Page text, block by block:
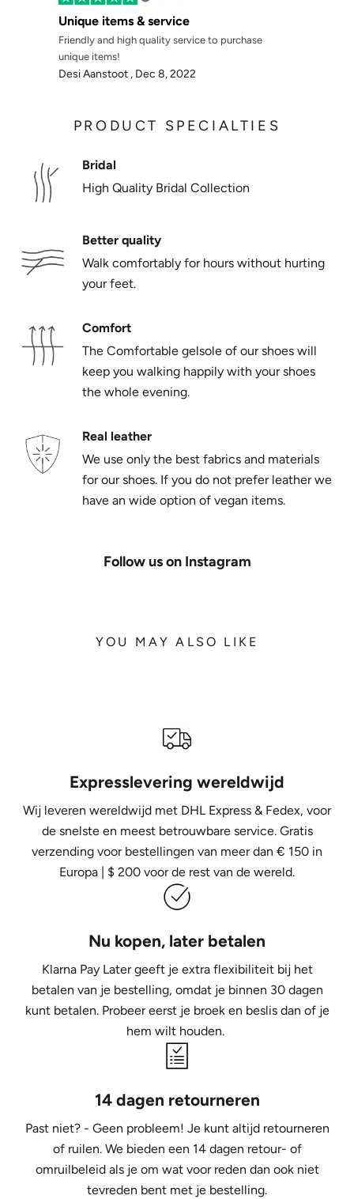
Unique items & service
Friendly and high quality service to purchase
unique items!
Desi Aanstoot , Dec 8, 2022
PRODUCT SPECIALTIES
Bridal
High Quality Bridal Collection
Better quality
Walk comfortably for hours without hurting
your feet.
Comfort
The Comfortable gelsole of our shoes will
keep you walking happily with your shoes
the whole evening.
Real leather
We use only the best fabrics and materials
for our shoes. If you do not prefer leather we
have an wide option of vegan items.
Follow us on Instagram
YOU MAY ALSO LIKE
Expresslevering wereldwijd
Wij leveren wereldwijd met DHL Express & Fedex, voor
de snelste en meest betrouwbare service. Gratis
verzending voor bestellingen van meer dan € 150 in
Europa | $ 200 voor de rest van de wereld.
Nu kopen, later betalen
Klarna Pay Later geeft je extra flexibiliteit bij het
betalen van je bestelling, omdat je binnen 30 dagen
kunt betalen. Probeer eerst je broek en beslis dan of je
hem wilt houden.
14 dagen retourneren
Past niet? - Geen probleem! Je kunt altijd retourneren
of ruilen. We bieden een 14 dagen retour- of
omruilbeleid als je om wat voor reden dan ook niet
tevreden bent met je bestelling.